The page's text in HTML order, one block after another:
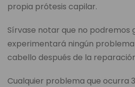
propia prótesis capilar.
Sírvase notar que no podremos
experimentará ningún
cabello después de la
Cualquier problema que ocurra